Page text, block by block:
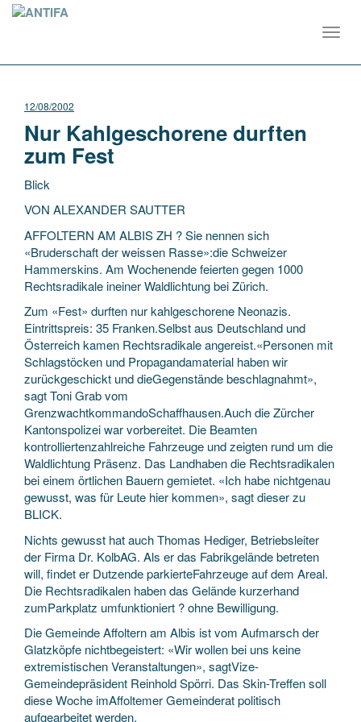
12/08/2002
Nur Kahlgeschorene durften
zum Fest
Blick
VON ALEXANDER SAUTTER
AFFOLTERN AM ALBIS ZH ? Sie nennen sich
«Bruderschaft der weissen Rasse»:die Schweizer
Hammerskins. Am Wochenende feierten gegen 1000
Rechtsradikale ineiner Waldlichtung bei Zürich.
Zum «Fest» durften nur kahlgeschorene Neonazis.
Eintrittspreis: 35 Franken.Selbst aus Deutschland und
Österreich kamen Rechtsradikale angereist.«Personen mit
Schlagstöcken und Propagandamaterial haben wir
zurückgeschickt und dieGegenstände beschlagnahmt»,
sagt Toni Grab vom
GrenzwachtkommandoSchaffhausen.Auch die Zürcher
Kantonspolizei war vorbereitet. Die Beamten
kontrolliertenzahlreiche Fahrzeuge und zeigten rund um die
Waldlichtung Präsenz. Das Landhaben die Rechtsradikalen
bei einem örtlichen Bauern gemietet. «Ich habe nichtgenau
gewusst, was für Leute hier kommen», sagt dieser zu
BLICK.
Nichts gewusst hat auch Thomas Hediger, Betriebsleiter
der Firma Dr. KolbAG. Als er das Fabrikgelände betreten
will, findet er Dutzende parkierteFahrzeuge auf dem Areal.
Die Rechtsradikalen haben das Gelände kurzerhand
zumParkplatz umfunktioniert ? ohne Bewilligung.
Die Gemeinde Affoltern am Albis ist vom Aufmarsch der
Glatzköpfe nichtbegeistert: «Wir wollen bei uns keine
extremistischen Veranstaltungen», sagtVize-
Gemeindepräsident Reinhold Spörri. Das Skin-Treffen soll
diese Woche imAffoltemer Gemeinderat politisch
aufgearbeitet werden.